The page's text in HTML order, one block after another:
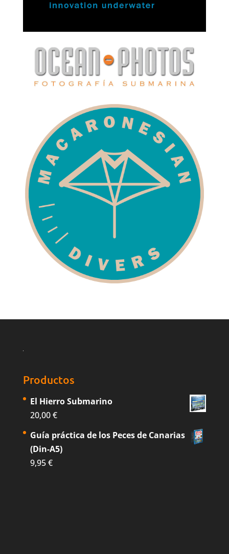
Productos
El Hierro Submarino
20,00€
Guía práctica de los Peces de Canarias
(Din-A5)
9,95€